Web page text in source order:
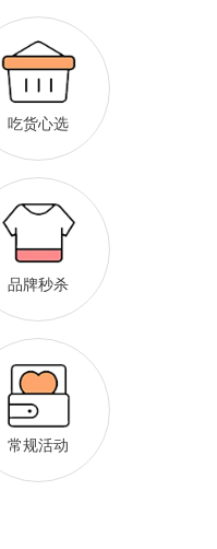
吃货心选
品牌秒杀
常规活动